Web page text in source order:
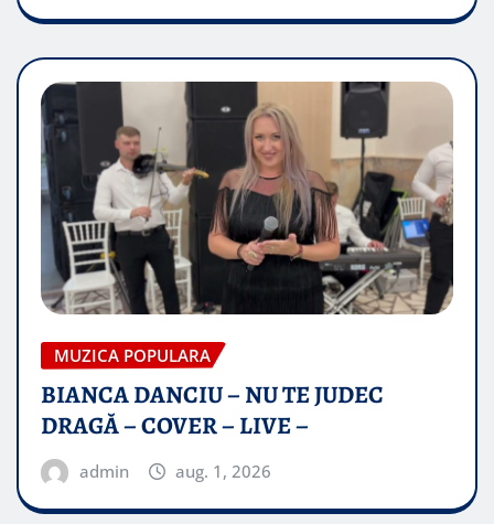
MUZICA POPULARA
BIANCA DANCIU – NU TE JUDEC
DRAGĂ – COVER – LIVE –
admin aug. 1, 2026